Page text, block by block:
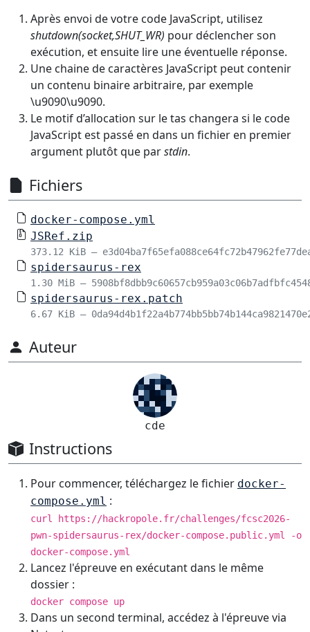
Après envoi de votre code JavaScript, utilisez
shutdown(socket,SHUT_WR) pour déclencher son
exécution, et ensuite lire une éventuelle réponse.
Une chaine de caractères JavaScript peut contenir
un contenu binaire arbitraire, par exemple
\u9090\u9090.
Le motif d’allocation sur le tas changera si le code
JavaScript est passé en dans un fichier en premier
argument plutôt que parstdin.
Fichiers
docker-compose.yml
JSRef.zip
373.12 KiB –
spidersaurus-rex
1.30 MiB –
spidersaurus-rex.patch
6.67 KiB –
Auteur
cde
Instructions
Pour commencer, téléchargez le fichier docker-
compose.yml :
curl https://hackropole.fr/challenges/fcsc2026-
pwn-spidersaurus-rex/docker-compose.public.yml -o
docker-compose.yml
Lancez l'épreuve en exécutant dans le même
dossier :
docker compose up
Dans un second terminal, accédez à l'épreuve via